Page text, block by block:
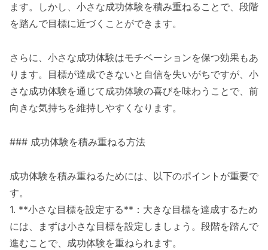
ます。しかし、小さな成功体験を積み重ねることで、段階
を踏んで目標に近づくことができます。
さらに、小さな成功体験はモチベーションを保つ効果もあ
ります。目標が達成できないと自信を失いがちですが、小
さな成功体験を通じて成功体験の喜びを味わうことで、前
向きな気持ちを維持しやすくなります。
### 成功体験を積み重ねる方法
成功体験を積み重ねるためには、以下のポイントが重要で
す。
1. **小さな目標を設定する**：大きな目標を達成するため
には、まずは小さな目標を設定しましょう。段階を踏んで
進むことで、成功体験を重ねられます。